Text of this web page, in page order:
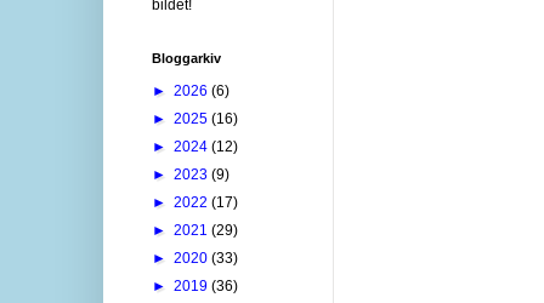
bildet!
Bloggarkiv
► 2026 (6)
► 2025 (16)
► 2024 (12)
► 2023 (9)
► 2022 (17)
► 2021 (29)
► 2020 (33)
► 2019 (36)